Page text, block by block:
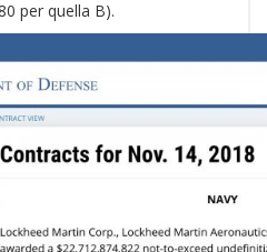
per quella B).